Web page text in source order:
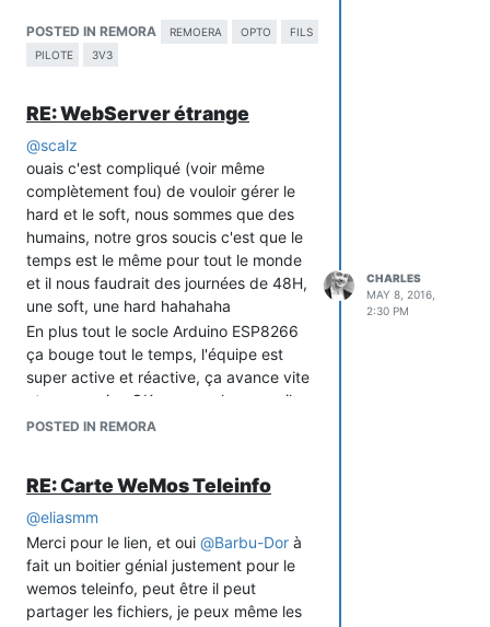
un script pour copier tous les
fichiers de dev sans le dossier data
J'utilise le même principe sur remora et
WiFinfo avec qui scripts plus avancés
car ils minifient les js et css non minifiés,
et en plus ils les concatène tous en 1
seul fichier pour un chargement plus
rapide depuis l'ESP vers le browser.
être 0V et non plus 5V.
une fois vérifié, redébrancher l'alim
nouveau, la tension sur le pad du
milieu doit être 3.3V et non plus 0V
Une photo valant mieux que des
explications, la voici :
Je vous souhaite à tous un très joyeux
POSTED IN REMORA REMOERA OPTO
FILS
PILOTE
3V3
RE: WebServer étrange
@scalz
ouais c'est compliqué (voir même
complètement fou) de vouloir gérer le
hard et le soft, nous sommes que des
humains, notre gros soucis c'est que le
temps est le même pour tout le monde
et il nous faudrait des journées de 48H,
une soft, une hard hahahaha
En plus tout le socle Arduino ESP8266
ça bouge tout le temps, l'équipe est
super active et réactive, ça avance vite
et une version OK peu ne plus compiler
6 mois après car tout à changé mais
tout passé le JSON avec la super
librairieArduinoJSon
un Frenchy), la encore trop de la balle à
tel point que la AsyncWeb socket de
@me-no-dev inclue tout ce qu'il faut
pour s'intégrer avec cette lib.
POSTED IN REMORA
CHARLES
MAY 8, 2016,
2:30 PM
RE: Carte WeMos Teleinfo
@eliasmm
Merci pour le lien, et oui @Barbu-Dor à
fait un boitier génial justement pour le
wemos teleinfo, peut être il peut
partager les fichiers, je peux même les